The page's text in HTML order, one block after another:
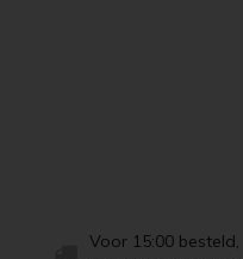
Voor 15:00 besteld,